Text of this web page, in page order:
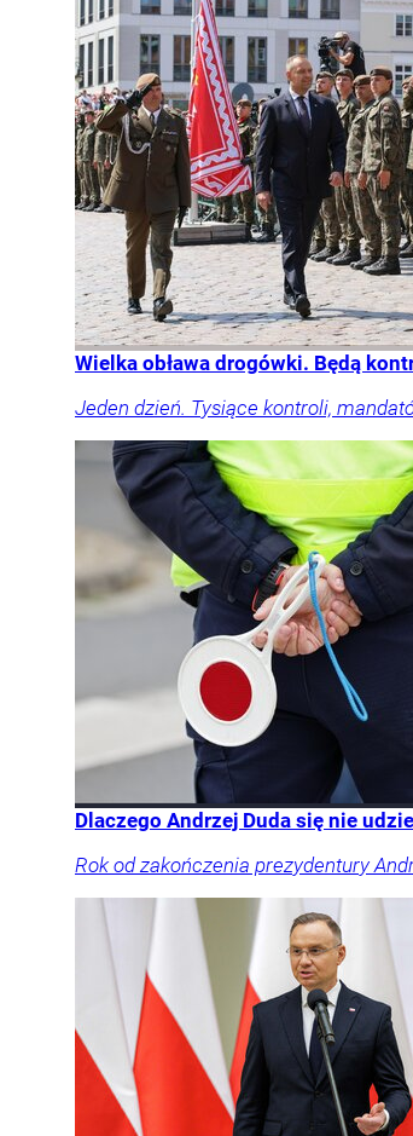
Wielka obława drogówki. Będą
Jeden dzień. Tysiące kontroli,
Dlaczego Andrzej Duda się nie
Rok od zakończenia prezydentury